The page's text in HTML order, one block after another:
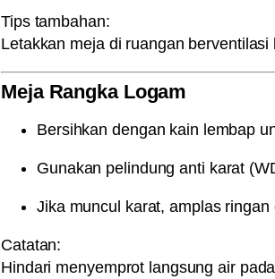
Tips tambahan:
Letakkan meja di ruangan
Meja Rangka Logam
Bersihkan dengan kain lembap
Gunakan pelindung anti karat
Jika muncul karat, amplas
Catatan:
Hindari menyemprot langsung air